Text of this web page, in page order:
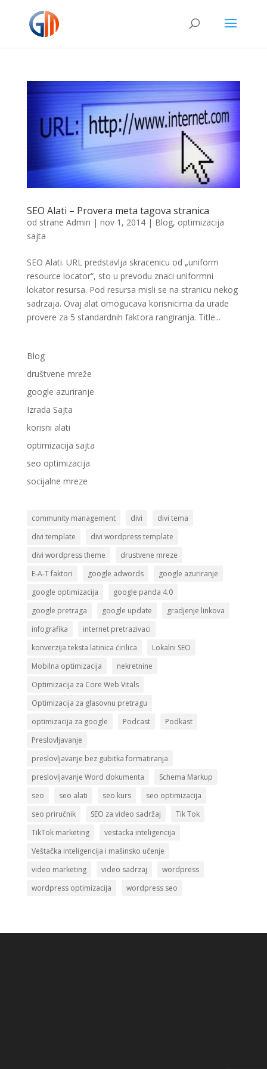
SEO Alati – Provera meta tagova stranica
od strane Admin | nov 1, 2014| Blog, optimizacija
sajta
SEO Alati. URL predstavlja skracenicu od „uniform
resource locator“, sto u prevodu znaci uniformni
lokator resursa. Pod resursa misli se na stranicu nekog
sadrzaja. Ovaj alat omogucava korisnicima da urade
provere za 5 standardnih faktora rangiranja. Title...
Blog
društvene mreže
google azuriranje
Izrada Sajta
korisni alati
optimizacija sajta
seo optimizacija
socijalne mreze
community management divi
divi tema
divi template
divi wordpress template
divi wordpress theme
drustvene mreze
E-A-T faktori
google adwords
google azuriranje
google optimizacija
google panda 4.0
google pretraga
google update
gradjenje linkova
infografika
internet pretrazivaci
konverzija teksta latinica ćirilica
Lokalni SEO
Mobilna optimizacija
nekretnine
Optimizacija za Core Web Vitals
Optimizacija za glasovnu pretragu
optimizacija za google
Podcast
Podkast
Preslovljavanje
preslovljavanje bez gubitka formatiranja
preslovljavanje Word dokumenta
Schema Markup
seo
seo alati seo kurs
seo optimizacija
seo priručnik
SEO za video sadržaj
Tik Tok
TikTok marketing
vestacka inteligencija
Veštačka inteligencija i mašinsko učenje
video marketing
video sadrzaj
wordpress
wordpress optimizacija
wordpress seo